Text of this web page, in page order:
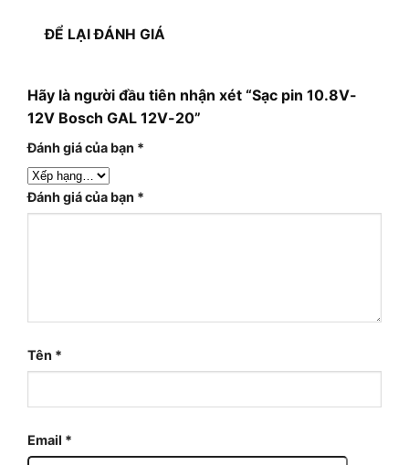
ĐỂ LẠI ĐÁNH GIÁ
Hãy là người đầu tiên nhận xét “Sạc pin 10.8V-
12V Bosch GAL 12V-20”
Đánh giá của bạn *
Đánh giá của bạn *
Tên *
Email *